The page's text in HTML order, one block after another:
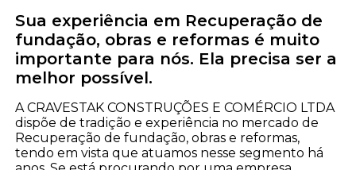
Sua experiência em Recuperação de
fundação, obras e reformas é muito
importante para nós. Ela precisa ser a
melhor possível.
A CRAVESTAK CONSTRUÇÕES E COMÉRCIO LTDA
dispõe de tradição e experiência no mercado de
Recuperação de fundação, obras e reformas,
tendo em vista que atuamos nesse segmento há